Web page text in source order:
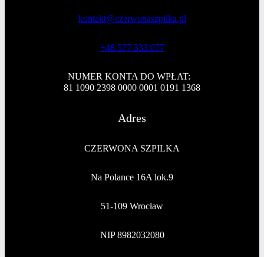
kontakt@czerwonaszpilka.pl
+48 577 333 077
NUMER KONTA DO WPŁAT:
81 1090 2398 0000 0001 0191 1368
Adres
CZERWONA SZPILKA
Na Polance 16A lok.9
51-109 Wrocław
NIP 8982032080